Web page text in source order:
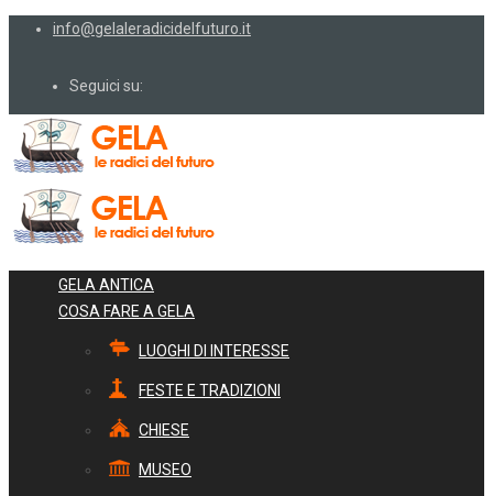
info@gelaleradicidelfuturo.it
Seguici su:
GELA ANTICA
COSA FARE A GELA
LUOGHI DI INTERESSE
FESTE E TRADIZIONI
CHIESE
MUSEO